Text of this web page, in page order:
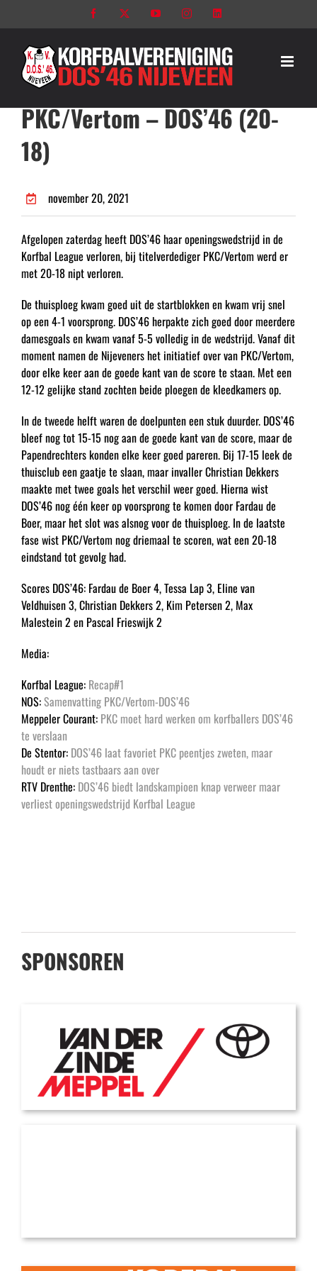
naar
Facebook YouTubeInstagram
PKC/Vertom – DOS’46 (20-
18)
november 20, 2021
Afgelopen zaterdag heeft DOS’46 haar openingswedstrijd in de
Korfbal League verloren, bij titelverdediger PKC/Vertom werd er
met 20-18 nipt verloren.
De thuisploeg kwam goed uit de startblokken en kwam vrij snel
op een 4-1 voorsprong. DOS’46 herpakte zich goed door meerdere
damesgoals en kwam vanaf 5-5 volledig in de wedstrijd. Vanaf dit
moment namen de Nijeveners het initiatief over van PKC/Vertom,
door elke keer aan de goede kant van de score te staan. Met een
12-12 gelijke stand zochten beide ploegen de kleedkamers op.
In de tweede helft waren de doelpunten een stuk duurder. DOS’46
bleef nog tot 15-15 nog aan de goede kant van de score, maar de
Papendrechters konden elke keer goed pareren. Bij 17-15 leek de
thuisclub een gaatje te slaan, maar invaller Christian Dekkers
maakte met twee goals het verschil weer goed. Hierna wist
DOS’46 nog één keer op voorsprong te komen door Fardau de
Boer, maar het slot was alsnog voor de thuisploeg. In de laatste
fase wist PKC/Vertom nog driemaal te scoren, wat een 20-18
eindstand tot gevolg had.
Scores DOS’46: Fardau de Boer 4, Tessa Lap 3, Eline van
Veldhuisen 3, Christian Dekkers 2, Kim Petersen 2, Max
Malestein 2 en Pascal Frieswijk 2
Media:
Korfbal League: Recap#1
NOS:Samenvatting PKC/Vertom-DOS’46
Meppeler Courant: PKC moet hard werken om korfballers DOS’46
te verslaan
De Stentor: DOS’46 laat favoriet PKC peentjes zweten, maar
houdt er niets tastbaars aan over
RTV Drenthe: DOS’46 biedt landskampioen knap verweer maar
verliest openingswedstrijd Korfbal League
SPONSOREN